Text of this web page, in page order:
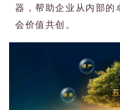
器，帮助企业从内部的
会价值共创。